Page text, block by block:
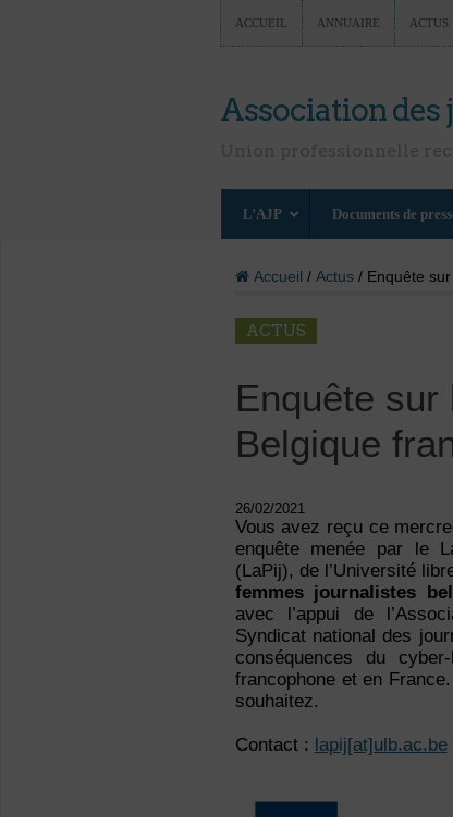
ACCUEIL ANNUAIRE ACTUS
Association
L’AJP Documents de
Accueil / Actus/ Enquête sur
ACTUS
Enquête
Belgique
26/02/2021
Vous avez reçu ce
enquête menée par le
(LaPij), de l’Université
femmes journalistes
avec l’appui de
Syndicat national des
conséquences du
francophone et en
souhaitez.
Contact : lapij[at]ulb.ac.be